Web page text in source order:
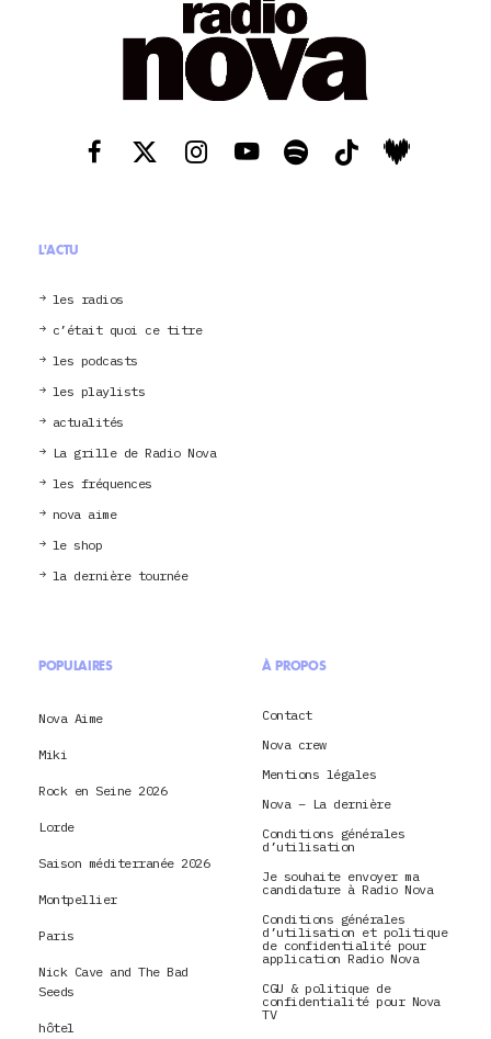
L'ACTU
les radios
c’était quoi ce titre
les podcasts
les playlists
actualités
La grille de Radio Nova
les fréquences
nova aime
le shop
la dernière tournée
POPULAIRES
Nova Aime
Miki
Rock en Seine 2026
Lorde
Saison méditerranée 2026
Montpellier
Paris
Nick Cave and The Bad
Seeds
hôtel
À PROPOS
Contact
Nova crew
Mentions légales
Nova – La dernière
Conditions générales
d’utilisation
Je souhaite envoyer ma
candidature à Radio Nova
Conditions générales
d’utilisation et politique
de confidentialité pour
application Radio Nova
CGU & politique de
confidentialité pour Nova
TV